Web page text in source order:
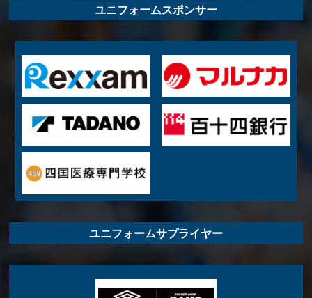
ユニフォームスポンサー
ユニフォームサプライヤー